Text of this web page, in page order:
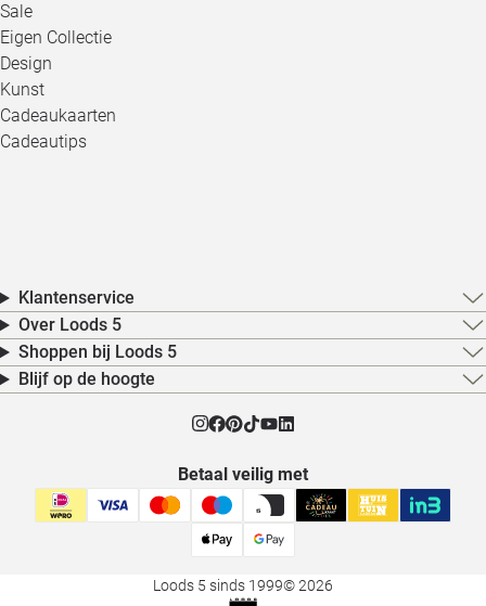
Sale
Eigen Collectie
Design
Kunst
Cadeaukaarten
Cadeautips
Klantenservice
Over Loods 5
Shoppen bij Loods 5
Blijf op de hoogte
Betaal veilig met
Loods 5 sinds 1999© 2026